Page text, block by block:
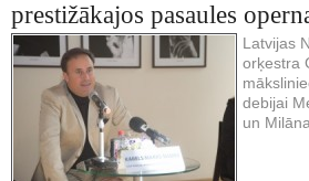
prestižākajos pasaules
Latvijas
orķestra
debijai
un